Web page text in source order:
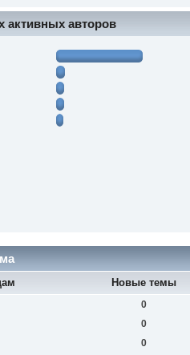
активных авторов
Новые темы
0
0
0